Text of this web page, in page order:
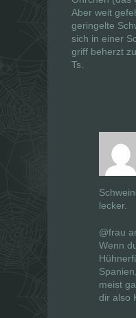
Aber weit
geringelte
sich in einer
griff beherzt zu.
Ts.
lecker.
@frau
Wenn
meist
dir also